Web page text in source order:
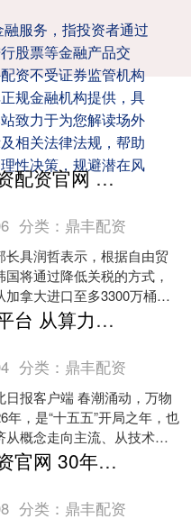
服务，指投资者通过
股票等金融产品交
资不受证券监管机构
规金融机构提供，具
致力于为您解读场外
相关法律法规，帮助
性决策，规避潜在风
库东投资配资官网 韩国称将确保每年从加拿大进口至多3300万桶原油
分类： 鼎丰配资
长具润哲表示，根据自由贸
国将通过降低关税的方式，
加拿大进口至多3300万桶原
面还将简化加拿大原油的进
举正值....
捷希源平台 从算力到生产力！博大数据廊坊智算中心赋能智能经济发展
分类： 鼎丰配资
日报客户端 春潮涌动，万物
年，是“十五五”开局之年，也
从概念走向主流、从技术裂
变的破局之年。 博大数据
心....
汇融配资官网 30年零贪腐记录！韩国统一部长回应争议：仅与统一教会见过1次面
分类： 鼎丰配资